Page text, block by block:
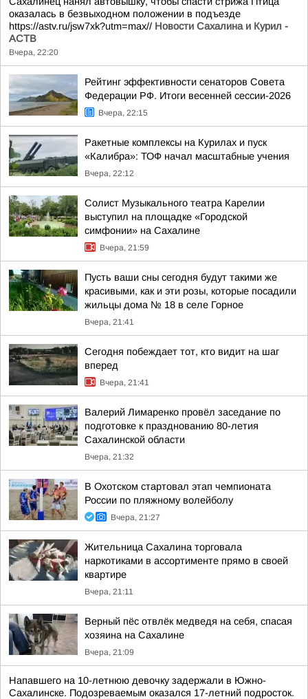
оказалась в безвыходном положении в подъезде
https://astv.ru/jsw7xk?utm=max// Новости Сахалина и Курил -
АСТВ
Вчера, 22:20
Рейтинг эффективности сенаторов Совета
Федерации РФ. Итоги весенней сессии-2026
Вчера, 22:15
Ракетные комплексы на Курилах и пуск
«Калибра»: ТОФ начал масштабные учения
Вчера, 22:12
Солист Музыкального театра Карелии
выступил на площадке «Городской
симфонии» на Сахалине
Вчера, 21:59
Пусть ваши сны сегодня будут такими же
красивыми, как и эти розы, которые посадили
жильцы дома № 18 в селе Горное
Вчера, 21:41
Сегодня побеждает тот, кто видит на шаг
вперед
Вчера, 21:41
Валерий Лимаренко провёл заседание по
подготовке к празднованию 80-летия
Сахалинской области
Вчера, 21:32
В Охотском стартовал этап чемпионата
России по пляжному волейболу
Вчера, 21:27
Жительница Сахалина торговала
наркотиками в ассортименте прямо в своей
квартире
Вчера, 21:11
Верный пёс отвлёк медведя на себя, спасая
хозяина на Сахалине
Вчера, 21:09
Напавшего на 10-летнюю девочку задержали в Южно-
Сахалинске. Подозреваемым оказался 17-летний подросток.